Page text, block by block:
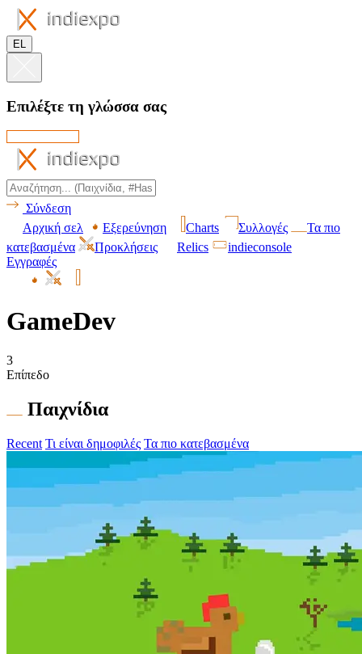
EL
Επιλέξτε τη γλώσσα σας
Σύνδεση
Αρχική σελ
Εξερεύνηση Charts Συλλογές
Τα πιο
κατεβασμένα
Προκλήσεις Relics
indieconsole
Εγγραφές
GameDev
3
Επίπεδο
Παιχνίδια
Recent Τι είναι δημοφιλές Τα πιο κατεβασμένα